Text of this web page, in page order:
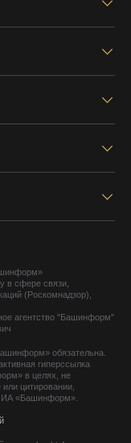
в сфере связи,
(Роскомнадзор),
агентство "Башинформ"
обязательна.
гиперссылка
в целях, не
цитировании,
ИА «Башинформ».